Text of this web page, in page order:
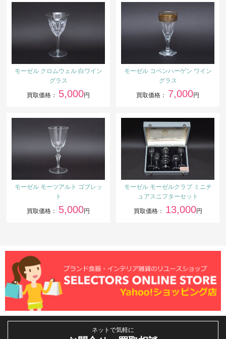
モーゼル クロムウェル 白ワイン
グラス
買取価格： 5,000円
モーゼル コペンハーゲン ワイン
グラス
買取価格： 7,000円
モーゼル モーツアルト ゴブレッ
ト
買取価格： 5,000円
モーゼル モーゼルクラブ ミニチ
ュアスニフターセット
買取価格： 13,000円
ネットで気軽に